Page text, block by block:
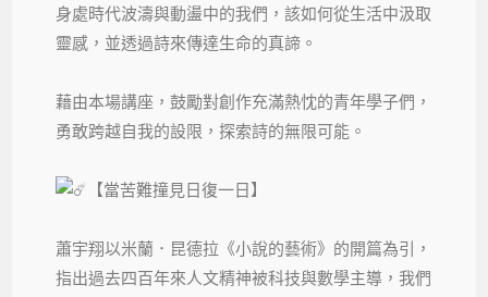
身處時代波濤與動盪中的我們，該如何從生活中汲取
靈感，並透過詩來傳達生命的真諦。
藉由本場講座，鼓勵對創作充滿熱忱的青年學子們，
勇敢跨越自我的設限，探索詩的無限可能。
【當苦難撞見日復一日】
蕭宇翔以米蘭．昆德拉《小說的藝術》的開篇為引，
指出過去四百年來人文精神被科技與數學主導，我們